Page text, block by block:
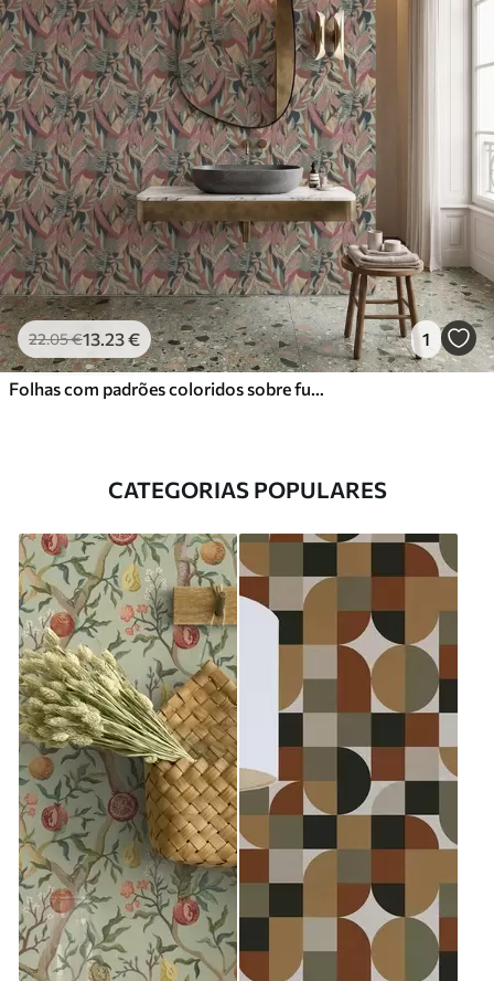
22.05€13.23€ 1
Folhas com padrões coloridos sobre fundo escuro
CATEGORIAS POPULARES